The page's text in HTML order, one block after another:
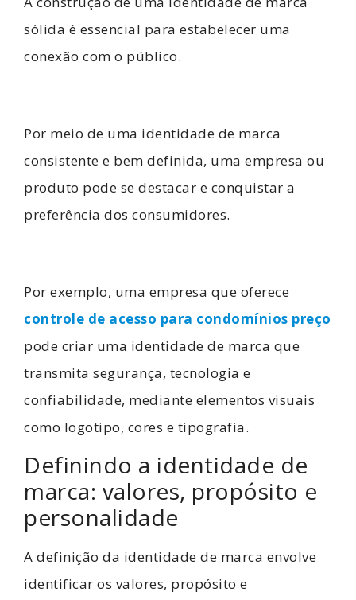
sólida é essencial para estabelecer uma
conexão com o público.
Por meio de uma identidade de marca
consistente e bem definida, uma empresa ou
produto pode se destacar e conquistar a
preferência dos consumidores.
Por exemplo, uma empresa que oferece
controle de acesso para condomínios preço
pode criar uma identidade de marca que
transmita segurança, tecnologia e
confiabilidade, mediante elementos visuais
como logotipo, cores e tipografia.
Definindo a identidade de
marca: valores, propósito e
personalidade
A definição da identidade de marca envolve
identificar os valores, propósito e